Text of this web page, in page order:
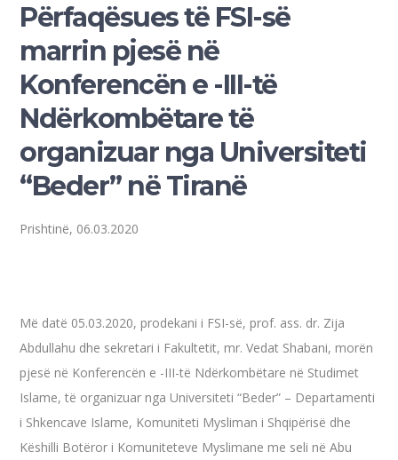
Përfaqësues të FSI-së
marrin pjesë në
Konferencën e -III-të
Ndërkombëtare të
organizuar nga Universiteti
“Beder” në Tiranë
Prishtinë, 06.03.2020
Më datë 05.03.2020, prodekani i FSI-së, prof. ass. dr. Zija
Abdullahu dhe sekretari i Fakultetit, mr. Vedat Shabani, morën
pjesë në Konferencën e -III-të Ndërkombëtare në Studimet
Islame, të organizuar nga Universiteti “Beder” – Departamenti
i Shkencave Islame, Komuniteti Mysliman i Shqipërisë dhe
Këshilli Botëror i Komuniteteve Myslimane me seli në Abu